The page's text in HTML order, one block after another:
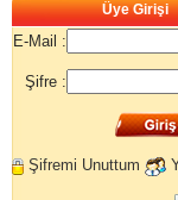
Üye Girişi
E-Mail :
Şifre :
Şifremi Unuttum